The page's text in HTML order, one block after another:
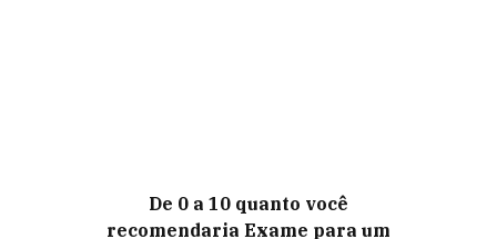
De 0 a 10 quanto você
recomendaria Exame para um